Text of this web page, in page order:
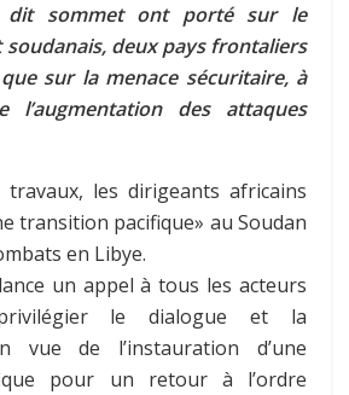
dit sommet ont porté sur le
deux pays frontaliers
sur la menace sécuritaire, à
l’augmentation des attaques
les dirigeants africains
transition pacifique» au Soudan
en Libye.
un appel à tous les acteurs
le dialogue et la
vue de l’instauration d’une
pour un retour à l’ordre